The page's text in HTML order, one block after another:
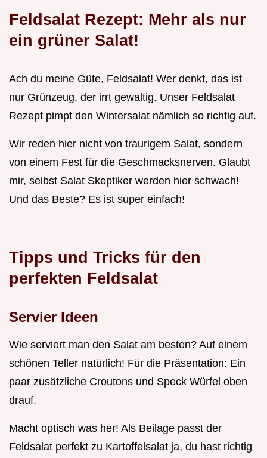
Feldsalat Rezept: Mehr als nur
ein grüner Salat!
Ach du meine Güte, Feldsalat! Wer denkt, das ist
nur Grünzeug, der irrt gewaltig. Unser Feldsalat
Rezept pimpt den Wintersalat nämlich so richtig auf.
Wir reden hier nicht von traurigem Salat, sondern
von einem Fest für die Geschmacksnerven. Glaubt
mir, selbst Salat Skeptiker werden hier schwach!
Und das Beste? Es ist super einfach!
Tipps und Tricks für den
perfekten Feldsalat
Servier Ideen
Wie serviert man den Salat am besten? Auf einem
schönen Teller natürlich! Für die Präsentation: Ein
paar zusätzliche Croutons und Speck Würfel oben
drauf.
Macht optisch was her! Als Beilage passt der
Feldsalat perfekt zu Kartoffelsalat ja, du hast richtig